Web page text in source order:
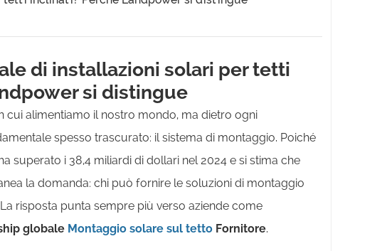
di installazioni solari per tetti
si distingue
cui alimentiamo il nostro mondo, ma dietro ogni
spesso trascurato: il sistema di montaggio. Poiché
superato i 38,4 miliardi di dollari nel 2024 e si stima che
la domanda: chi può fornire le soluzioni di montaggio
risposta punta sempre più verso aziende come
globale Montaggio solare sul tetto Fornitore.